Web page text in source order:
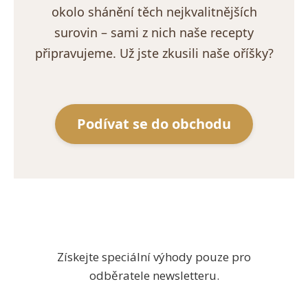
okolo shánění těch nejkvalitnějších
surovin – sami z nich naše recepty
připravujeme. Už jste zkusili naše oříšky?
Podívat se do obchodu
Získejte speciální výhody pouze pro
odběratele newsletteru.